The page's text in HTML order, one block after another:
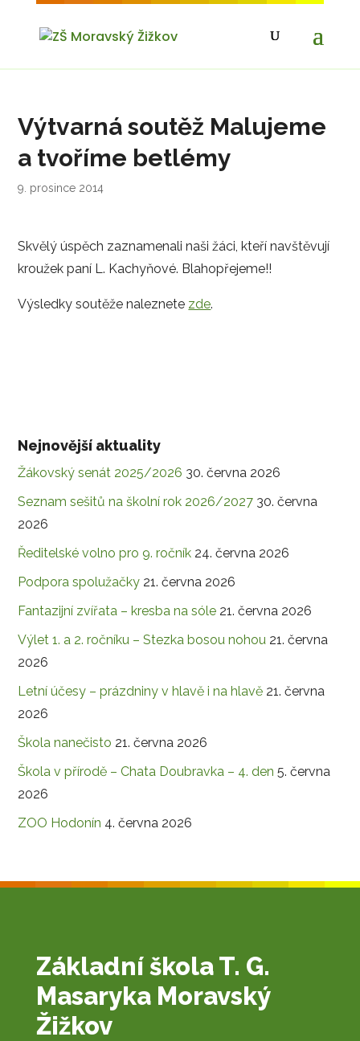
Výtvarná soutěž Malujeme
a tvoříme betlémy
9. prosince 2014
Skvělý úspěch zaznamenali naši žáci, kteří navštěvují
kroužek paní L. Kachyňové. Blahopřejeme!!
Výsledky soutěže naleznete zde.
Nejnovější aktuality
Žákovský senát 2025/2026 30. června 2026
Seznam sešitů na školní rok 2026/2027 30. června
2026
Ředitelské volno pro 9. ročník 24. června 2026
Podpora spolužačky 21. června 2026
Fantazijní zvířata – kresba na sóle 21. června 2026
Výlet 1. a 2. ročníku – Stezka bosou nohou 21. června
2026
Letní účesy – prázdniny v hlavě i na hlavě 21. června
2026
Škola nanečisto 21. června 2026
Škola v přírodě – Chata Doubravka – 4. den 5. června
2026
ZOO Hodonín 4. června 2026
Základní škola T. G.
Masaryka Moravský
Žižkov